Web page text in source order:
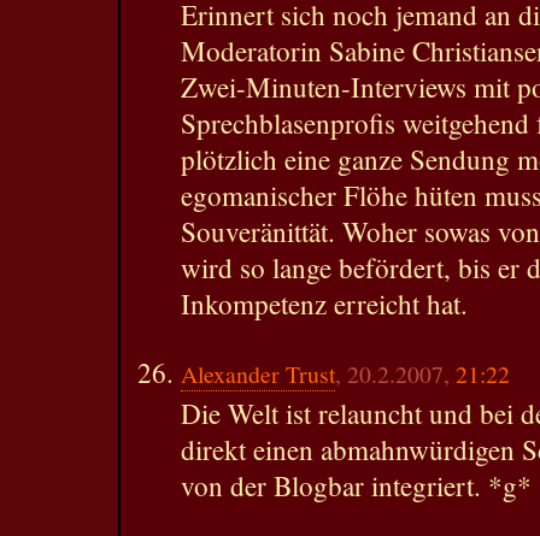
Erinnert sich noch jemand an
Moderatorin Sabine
Zwei-Minuten-Interviews mit
Sprechblasenprofis
plötzlich eine ganze Sendung
egomanischer Flöhe hüten
Souveränittät. Woher sowas
wird so lange befördert, bis er
Inkompetenz erreicht hat.
Alexander Trust, 20.2.2007, 21:22
Die Welt ist relauncht und bei
direkt einen abmahnwürdigen
von der Blogbar integriert. *g*